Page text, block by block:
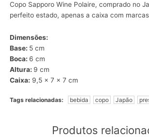
Copo Sapporo Wine Polaire, comprado no
perfeito estado, apenas a caixa com
Dimensões:
Base: 5 cm
Boca: 6 cm
Altura: 9 cm
Caixa: 9,5 x 7 x 7 cm
Tags relacionadas: bebida copo Japão
Produtos